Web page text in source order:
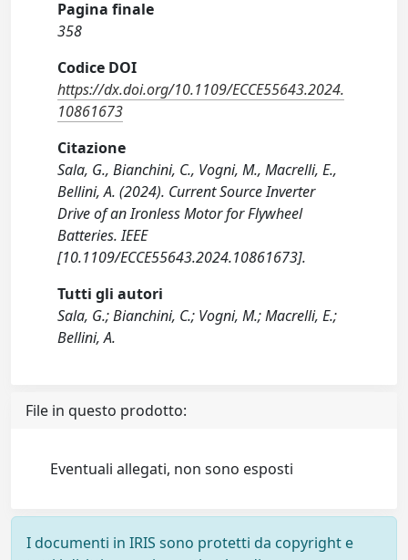
Pagina finale
358
Codice DOI
https://dx.doi.org/10.1109/ECCE55643.2024.
10861673
Citazione
Sala, G., Bianchini, C., Vogni, M., Macrelli, E.,
Bellini, A. (2024). Current Source Inverter
Drive of an Ironless Motor for Flywheel
Batteries. IEEE
[10.1109/ECCE55643.2024.10861673].
Tutti gli autori
Sala, G.; Bianchini, C.; Vogni, M.; Macrelli, E.;
Bellini, A.
File in questo prodotto:
Eventuali allegati, non sono esposti
I documenti in IRIS sono protetti da copyright e